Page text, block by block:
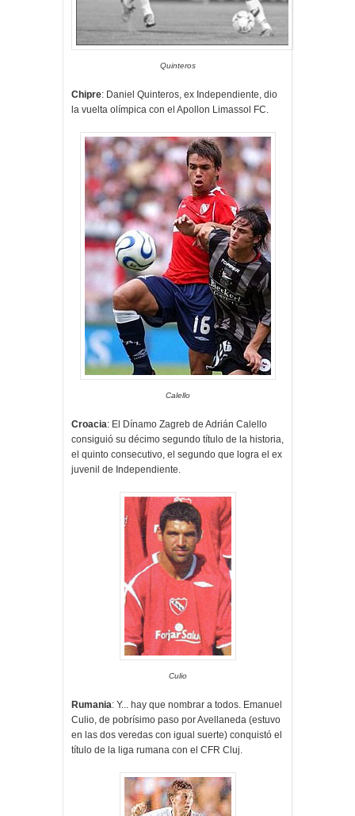
Quinteros
Chipre: Daniel Quinteros, ex Independiente, dio
la vuelta olímpica con el Apollon Limassol FC.
Calello
Croacia: El Dínamo Zagreb de Adrián Calello
consiguió su décimo segundo título de la historia,
el quinto consecutivo, el segundo que logra el ex
juvenil de Independiente.
Culio
Rumania: Y... hay que nombrar a todos. Emanuel
Culio, de pobrísimo paso por Avellaneda (estuvo
en las dos veredas con igual suerte) conquistó el
título de la liga rumana con el CFR Cluj.